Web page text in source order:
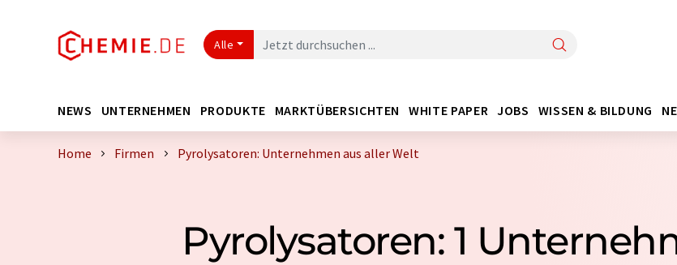
Alle
NEWS UNTERNEHMEN PRODUKTE MARKTÜBERSICHTEN WHITE PAPER JOBS WISSEN & BILDUNG
Home Firmen Pyrolysatoren: Unternehmen aus aller Welt
Pyrolysatoren: 1